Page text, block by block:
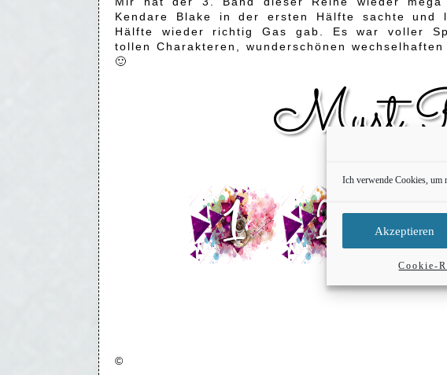
Ich verwende Cookies, um
Akzeptieren
Cookie-
Kendare Blake in der ersten Hälfte sachte und
Hälfte wieder richtig Gas gab. Es war voller
tollen Charakteren, wunderschönen
🙂
©